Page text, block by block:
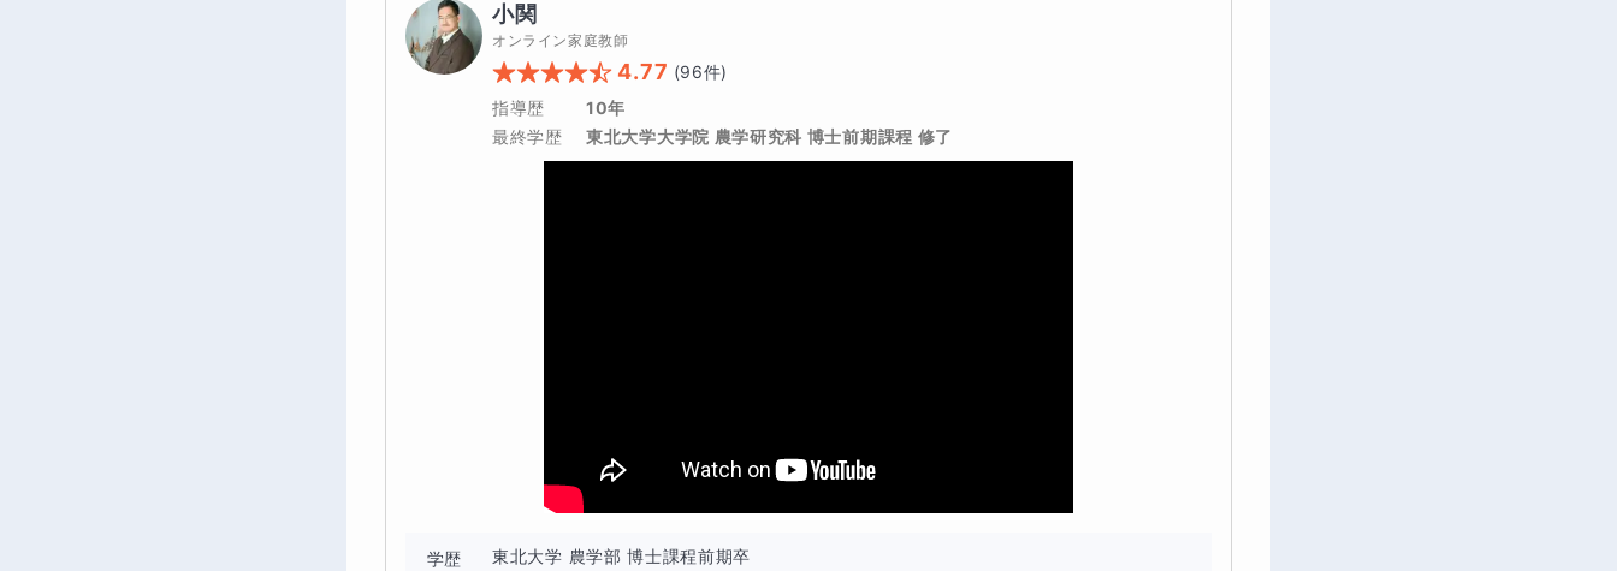
小関
オンライン家庭教師
4.77 (96件)
指導歴
10年
最終学歴
東北大学大学院 農学研究科 博士前期課程 修了
学歴
東北大学 農学部 博士課程前期卒